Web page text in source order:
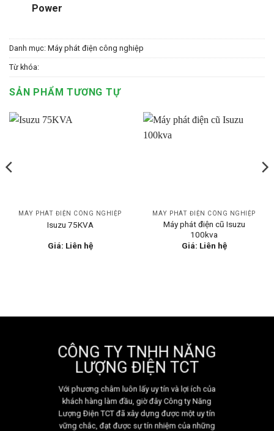
Power
Danh mục: Máy phát điện công nghiệp
Từ khóa:
SẢN PHẨM TƯƠNG TỰ
MÁY PHÁT ĐIỆN CÔNG NGHIỆP
Isuzu 75KVA
Giá: Liên hệ
MÁY PHÁT ĐIỆN CÔNG NGHIỆP
Máy phát điện cũ Isuzu
100kva
Giá: Liên hệ
CÔNG TY TNHH NĂNG
LƯỢNG ĐIỆN TCT
Với phương châm luôn lấy uy tín và lợi ích của
khách hàng làm đầu, giờ đây Công ty Năng
Lượng Điện TCT đã xây dựng được một uy tín
vững chắc, đạt được sự tín nhiệm của những